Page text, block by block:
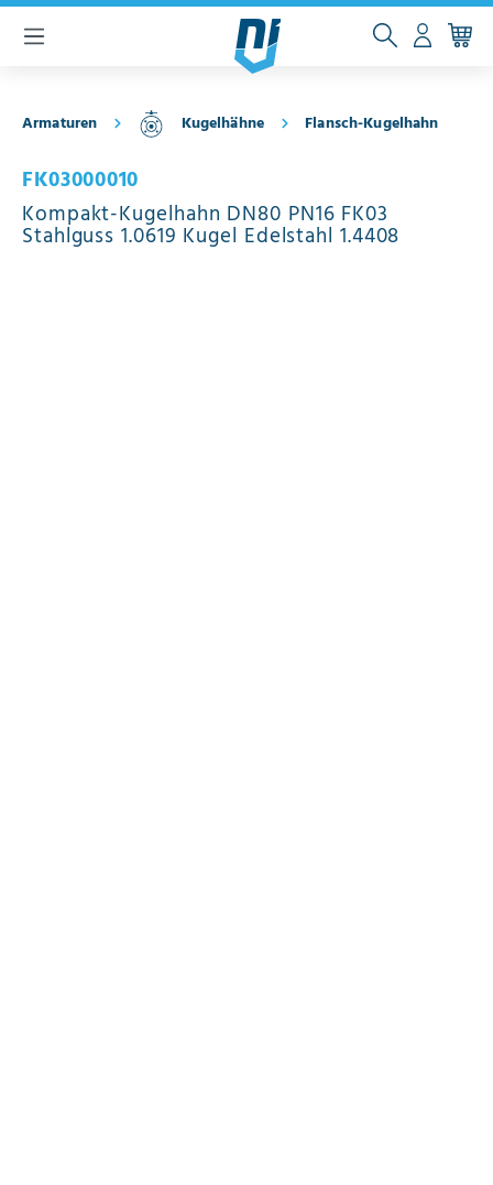
springen
Armaturen Kugelhähne Flansch-Kugelhahn
FK03000010
Kompakt-Kugelhahn DN80 PN16 FK03
Stahlguss 1.0619 Kugel Edelstahl 1.4408